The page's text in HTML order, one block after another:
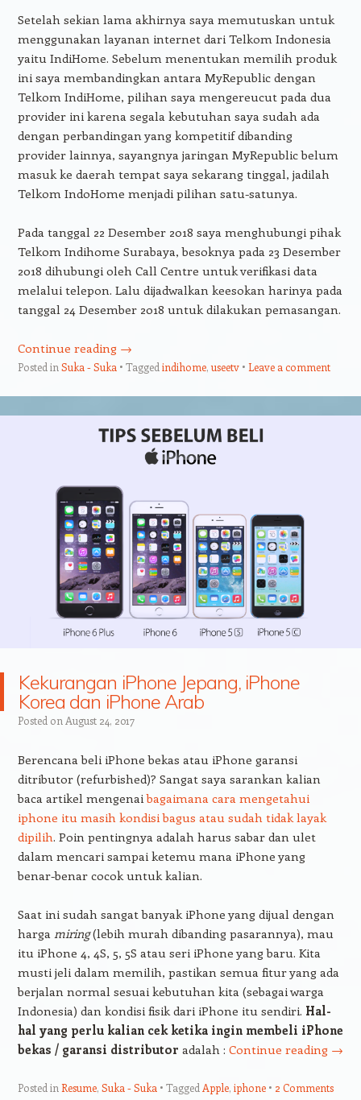
Setelah sekian lama akhirnya saya memutuskan untuk
menggunakan layanan internet dari Telkom Indonesia
yaitu IndiHome. Sebelum menentukan memilih produk
ini saya membandingkan antara MyRepublic dengan
Telkom IndiHome, pilihan saya mengereucut pada dua
provider ini karena segala kebutuhan saya sudah ada
dengan perbandingan yang kompetitif dibanding
provider lainnya, sayangnya jaringan MyRepublic belum
masuk ke daerah tempat saya sekarang tinggal, jadilah
Telkom IndoHome menjadi pilihan satu-satunya.
Pada tanggal 22 Desember 2018 saya menghubungi pihak
Telkom Indihome Surabaya, besoknya pada 23 Desember
2018 dihubungi oleh Call Centre untuk verifikasi data
melalui telepon. Lalu dijadwalkan keesokan harinya pada
tanggal 24 Desember 2018 untuk dilakukan pemasangan.
Continue reading →
Posted in Suka - Suka Tagged indihome,useetv Leave a comment
Kekurangan iPhone Jepang, iPhone
Korea dan iPhone Arab
Posted on August 24, 2017
Berencana beli iPhone bekas atau iPhone garansi
ditributor (refurbished)? Sangat saya sarankan kalian
baca artikel mengenaibagaimana cara mengetahui
iphone itu masih kondisi bagus atau sudah tidak layak
dipilih. Poin pentingnya adalah harus sabar dan ulet
dalam mencari sampai ketemu mana iPhone yang
benar-benar cocok untuk kalian.
Saat ini sudah sangat banyak iPhone yang dijual dengan
harga miring(lebih murah dibanding pasarannya), mau
itu iPhone 4, 4S, 5, 5S atau seri iPhone yang baru. Kita
musti jeli dalam memilih, pastikan semua fitur yang ada
berjalan normal sesuai kebutuhan kita (sebagai warga
Indonesia) dan kondisi fisik dari iPhone itu sendiri. Hal-
hal yang perlu kalian cek ketika ingin membeli iPhone
bekas / garansi distributor adalah : Continue reading →
Posted in Resume, Suka - Suka Tagged Apple, iphone 2 Comments